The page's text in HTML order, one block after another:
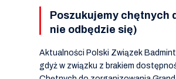
Poszukujemy chętnych
nie odbędzie się)
Aktualności Polski Związek
gdyż w związku z brakiem